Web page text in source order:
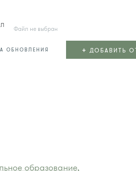
Файл не выбран
ОБНОВЛЕНИЯ + ДОБАВИТЬ
образование,